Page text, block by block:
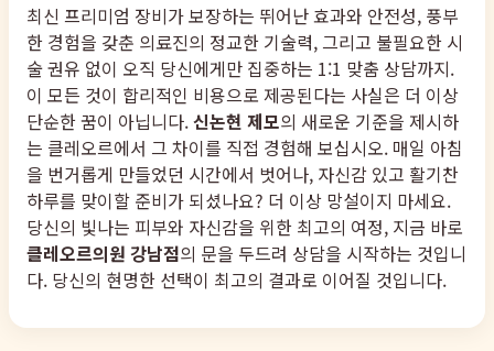
최신 프리미엄 장비가 보장하는 뛰어난 효과와 안전성, 풍부
한 경험을 갖춘 의료진의 정교한 기술력, 그리고 불필요한 시
술 권유 없이 오직 당신에게만 집중하는 1:1 맞춤 상담까지.
이 모든 것이 합리적인 비용으로 제공된다는 사실은 더 이상
단순한 꿈이 아닙니다.신논현 제모의 새로운 기준을 제시하
는 클레오르에서 그 차이를 직접 경험해 보십시오. 매일 아침
을 번거롭게 만들었던 시간에서 벗어나, 자신감 있고 활기찬
하루를 맞이할 준비가 되셨나요? 더 이상 망설이지 마세요.
당신의 빛나는 피부와 자신감을 위한 최고의 여정, 지금 바로
클레오르의원 강남점의 문을 두드려 상담을 시작하는 것입니
다. 당신의 현명한 선택이 최고의 결과로 이어질 것입니다.